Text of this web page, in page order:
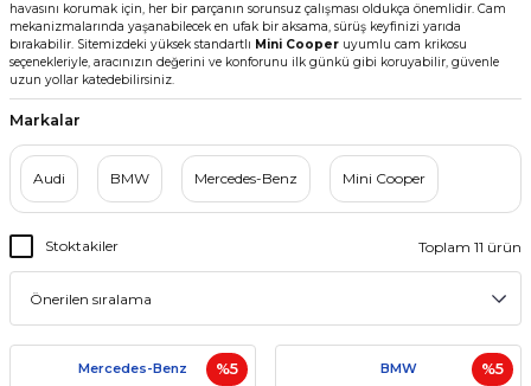
havasını korumak için, her bir parçanın sorunsuz çalışması oldukça önemlidir. Cam
mekanizmalarında yaşanabilecek en ufak bir aksama, sürüş keyfinizi yarıda
bırakabilir. Sitemizdeki yüksek standartlı Mini Cooper uyumlu cam krikosu
seçenekleriyle, aracınızın değerini ve konforunu ilk günkü gibi koruyabilir, güvenle
uzun yollar katedebilirsiniz.
Markalar
Audi BMW Mercedes-Benz Mini Cooper
Stoktakiler Toplam 11 ürün
%5
Mercedes-Benz %5
BMW